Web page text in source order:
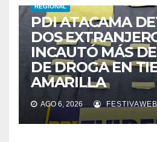
REGIONAL
PDI ATACAMA
DOS
INCAUTÓ MÁS
DE DROGA EN
AMARILLA
AGO 6, 2026 FESTIVAWEB